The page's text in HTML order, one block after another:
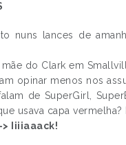
nuns lances de
do Clark em
opinar menos nos
de SuperGirl,
usava capa vermelha?
Iiiiaaack!